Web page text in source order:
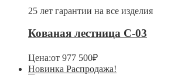
25 лет гарантии на все изделия
Кованая лестница С-03
Цена:от 977 500₽
Новинка Распродажа!